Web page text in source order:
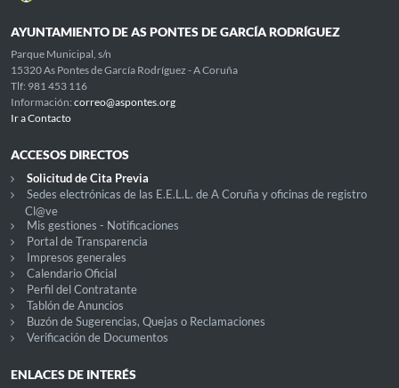
AYUNTAMIENTO DE AS PONTES DE GARCÍA RODRÍGUEZ
Parque Municipal, s/n
15320 As Pontes de García Rodríguez - A Coruña
Tlf: 981 453 116
Información: correo@aspontes.org
Ir a Contacto
ACCESOS DIRECTOS
Solicitud de Cita Previa
Sedes electrónicas de las E.E.L.L. de A Coruña y oficinas de registro
Cl@ve
Mis gestiones - Notificaciones
Portal de Transparencia
Impresos generales
Calendario Oficial
Perfil del Contratante
Tablón de Anuncios
Buzón de Sugerencias, Quejas o Reclamaciones
Verificación de Documentos
ENLACES DE INTERÉS